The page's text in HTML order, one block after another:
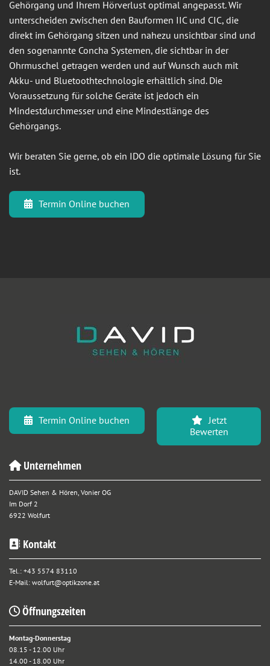
Gehörgang und Ihrem Hörverlust optimal angepasst. Wir
unterscheiden zwischen den Bauformen IIC und CIC, die
direkt im Gehörgang sitzen und nahezu unsichtbar sind und
den sogenannte Concha Systemen, die sichtbar in der
Ohrmuschel getragen werden und auf Wunsch auch mit
Akku- und Bluetoothtechnologie erhältlich sind. Die
Voraussetzung für solche Geräte ist jedoch ein
Mindestdurchmesser und eine Mindestlänge des
Gehörgangs.
Wir beraten Sie gerne, ob ein IDO die optimale Lösung für Sie
ist.
Termin Online buchen
Termin Online buchen
Jetzt
Bewerten
 Unternehmen
DAVID Sehen & Hören, Vonier OG
Im Dorf 2
6922 Wolfurt
 Kontakt
Tel.: +43 5574 83110
E-Mail: wolfurt@optikzone.at
Öffnungszeiten
Montag-Donnerstag
08.15 - 12.00 Uhr
14.00 - 18.00 Uhr